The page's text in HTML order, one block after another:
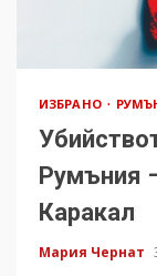
ИЗБРАНО
Румъния
Каракал
Мария Чернат